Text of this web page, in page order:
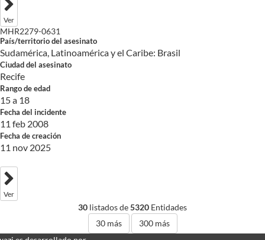
Ver
MHR2279-0631
País/territorio del asesinato
Sudamérica, Latinoamérica y el Caribe: Brasil
Ciudad del asesinato
Recife
Rango de edad
15 a 18
Fecha del incidente
11 feb 2008
Fecha de creación
11 nov 2025
Ver
30 listados de5320 Entidades
30 más 300 más